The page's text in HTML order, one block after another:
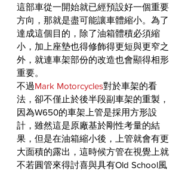
這部車從一開始就已經預設好一個重要
方向，那就是盡可能讓車體縮小。為了
達成這個目的，除了油箱體積必須縮
小，加上座墊也得修飾得更短與更窄之
外，就連車架部份的改造也會顯得相形
重要。
不過Mark Motorcycles對於車架的看
法，卻不僅止於後半段副車架的重製，
因為W650的車架上管是採用方形設
計，雖然這是原廠基於剛性考量的結
果，但是在油箱縮小後，上管就會有更
大面積的露出，這時候方管在視覺上就
不若圓管來得討喜與具有Old School風